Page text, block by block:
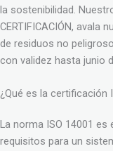
la sostenibilidad.
CERTIFICACIÓN, avala
de residuos no
con validez hasta junio
¿Qué es la certificación
La norma ISO 14001
requisitos para un